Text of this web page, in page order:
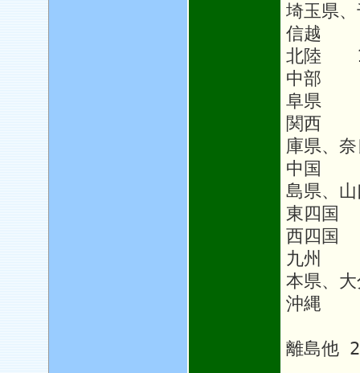
埼玉県
信越
北陸
中部
阜県
関西
庫県、
中国
島県、
東四
西四国
九州
本県、
沖縄
離島他